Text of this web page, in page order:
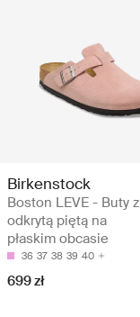
Birkenstock
Boston LEVE - Buty z
odkrytą piętą na
płaskim obcasie
36 37 38 39 40
699 zł